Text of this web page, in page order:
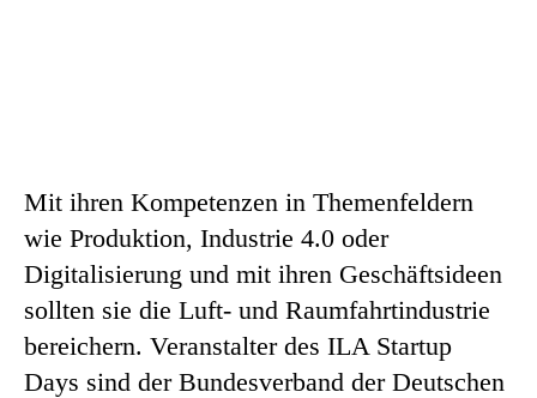
Mit ihren Kompetenzen in Themenfeldern
wie Produktion, Industrie 4.0 oder
Digitalisierung und mit ihren Geschäftsideen
sollten sie die Luft- und Raumfahrtindustrie
bereichern. Veranstalter des ILA Startup
Days sind der Bundesverband der Deutschen